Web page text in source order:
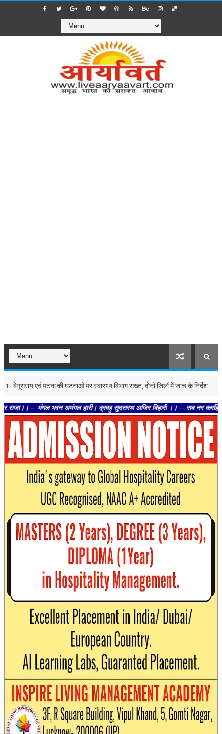
एवं पटना की घटनाओं पर स्वास्थ्य विभाग सख्त, दोनों जिलों में जांच के निर्देश उत्तर-
-- मंगल भवन अमंगल हारी। द्रवहु सुदसरथ अजिर बिहारी ।। -- सब नर करहिं परस्पर